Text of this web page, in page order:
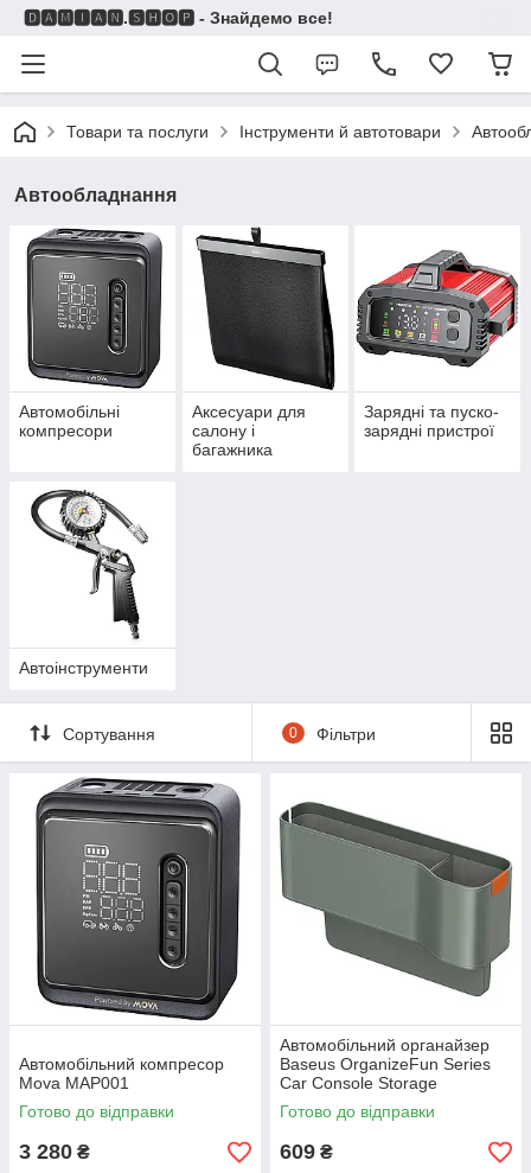
🅳🅰🅼🅸🅰🅽.🆂🅷🅾🅿 - Знайдемо все!
Товари та послуги Інструменти й автотовари
Автообладнання
Автомобільні
компресори
Аксесуари для
салону і
багажника
Зарядні та пуско-
зарядні пристрої
Автоінструменти
Сортування 0 Фільтри
Автомобільний компресор
Mova MAP001
Готово до відправки
3 280 ₴
Автомобільний органайзер
Baseus OrganizeFun Series
Car Console Storage
Organizer Frosted Gray
(C20256502831-00)
Готово до відправки
609 ₴